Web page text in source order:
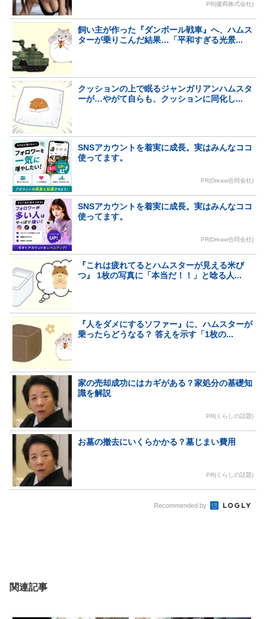
PR(健商株式会社)
飼い主が作った『ダンボール戦車』へ、ハムス
ターが乗りこんだ結果…「平和すぎる光景...
クッションの上で眠るジャンガリアンハムスタ
ーが…やがて自らも、クッションに同化し...
SNSアカウントを着実に成長。実はみんなココ
使ってます。
PR(Dreaw合同会社)
SNSアカウントを着実に成長。実はみんなココ
使ってます。
PR(Dreaw合同会社)
『これは疲れてるとハムスターが見える米び
つ』 1枚の写真に「本当だ！！」と唸る人...
『人をダメにするソファー』に、ハムスターが
乗ったらどうなる？ 答えを示す「1枚の...
家の売却成功にはカギがある？家処分の基礎知
識を解説
PR(くらしの話題)
お墓の撤去にいくらかかる？墓じまい費用
PR(くらしの話題)
Recommended by
関連記事